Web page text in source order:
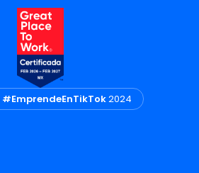
#EmprendeEnTikTok2024